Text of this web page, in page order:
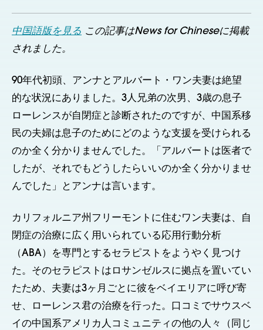
中国語版を見る この記事はNews for Chineseに掲載
されました。
90年代初頭、アンナとアルバート・ワン夫妻は絶望
的な状況にありました。3人兄弟の次男、3歳の息子
ローレンスが自閉症と診断されたのですが、中国系移
民の夫婦は息子のためにどのような支援を受けられる
のか全く分かりませんでした。「アルバートは医者で
したが、それでもどうしたらいいのか全く分かりませ
んでした」とアンナは言います。
カリフォルニア州フリーモントに住むワン夫妻は、自
閉症の治療に広く用いられている応用行動分析
（ABA）を専門とするセラピストをようやく見つけ
た。そのセラピストはロサンゼルスに拠点を置いてい
たため、夫妻は3ヶ月ごとに彼をベイエリアに呼び寄
せ、ローレンス君の治療を行った。口コミでサウスベ
イの中国系アメリカ人コミュニティの他の人々（同じ